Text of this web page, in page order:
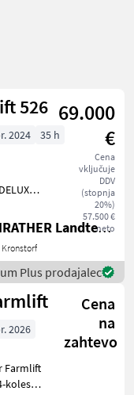
526 69.000
€
Cena
vključuje
DDV
(stopnja
20%)
57.500 €
neto
2024 35 h
HOCHRATHER Landtechnik GmbH
Kronstorf
Plus prodajalec
Cena
na
zahtevo
2026
Farmlift
kolesni,